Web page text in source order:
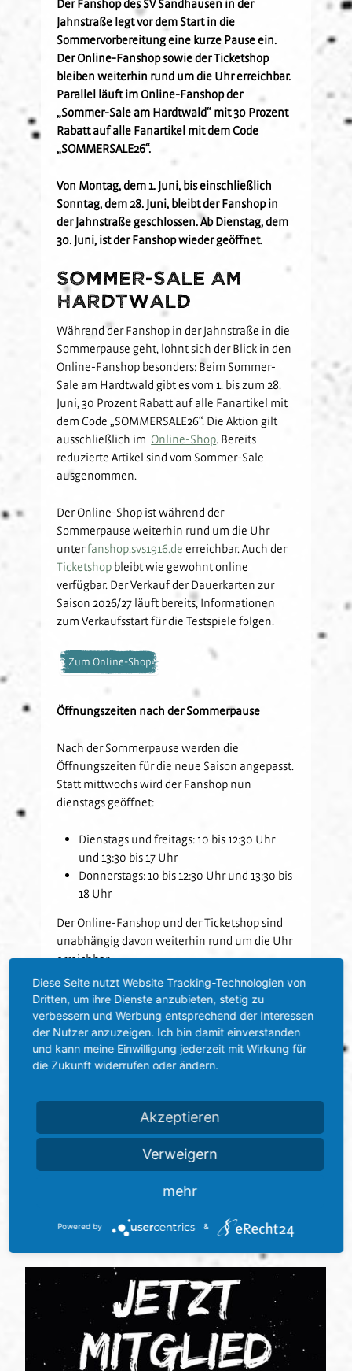
Fanclubs
Gästefans
Jetzt Mitglied werden
Nachhaltigkeit
Hast Du Nala gesehen?
Vorstand
Historie
Kids-Club
Hardtwald-Helden
Partner
Partner-Familie
Sponsoring
Partner-Events
Jobs
U19
U17
U15
U14
U13
Förderteam
Schulkooperationen
Förderverein
Der Fanshop des SV Sandhausen in der
Jahnstraße legt vor dem Start in die
Sommervorbereitung eine kurze Pause ein.
Der Online-Fanshop sowie der Ticketshop
bleiben weiterhin rund um die Uhr erreichbar.
Parallel läuft im Online-Fanshop der
„Sommer-Sale am Hardtwald“ mit 30 Prozent
Rabatt auf alle Fanartikel mit dem Code
„SOMMERSALE26“.
Von Montag, dem 1. Juni, bis einschließlich
Sonntag, dem 28. Juni, bleibt der Fanshop in
der Jahnstraße geschlossen. Ab Dienstag, dem
30. Juni, ist der Fanshop wieder geöffnet.
Sommer-Sale am
Hardtwald
Während der Fanshop in der Jahnstraße in die
Sommerpause geht, lohnt sich der Blick in den
Online-Fanshop besonders: Beim Sommer-
Sale am Hardtwald gibt es vom 1. bis zum 28.
Juni, 30 Prozent Rabatt auf alle Fanartikel mit
dem Code „SOMMERSALE26“. Die Aktion gilt
ausschließlich im Online-Shop. Bereits
reduzierte Artikel sind vom Sommer-Sale
ausgenommen.
Der Online-Shop ist während der
Sommerpause weiterhin rund um die Uhr
unterfanshop.svs1916.de erreichbar. Auch der
Ticketshop bleibt wie gewohnt online
verfügbar. Der Verkauf der Dauerkarten zur
Saison 2026/27 läuft bereits, Informationen
zum Verkaufsstart für die Testspiele folgen.
Zum Online-Shop
Öffnungszeiten nach der Sommerpause
Nach der Sommerpause werden die
Öffnungszeiten für die neue Saison angepasst.
Statt mittwochs wird der Fanshop nun
dienstags geöffnet:
Dienstags und freitags: 10 bis 12:30 Uhr
und 13:30 bis 17 Uhr
Donnerstags: 10 bis 12:30 Uhr und 13:30 bis
18 Uhr
Der Online-Fanshop und der Ticketshop sind
unabhängig davon weiterhin rund um die Uhr
erreichbar.
Auswärtsinformationen: SGV Fre ...“
Zurück
Diese Seite nutzt Website Tracking-Technologien von
Dritten, um ihre Dienste anzubieten, stetig zu
verbessern und Werbung entsprechend der Interessen
der Nutzer anzuzeigen. Ich bin damit einverstanden
und kann meine Einwilligung jederzeit mit Wirkung für
die Zukunft widerrufen oder ändern.
Akzeptieren
Verweigern
mehr
Powered by &